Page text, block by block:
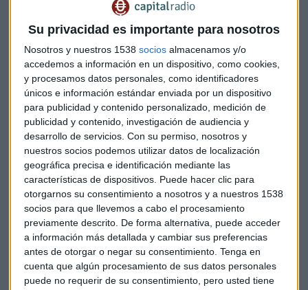
Su privacidad es importante para nosotros
Nosotros y nuestros 1538 socios almacenamos y/o
accedemos a información en un dispositivo, como cookies,
y procesamos datos personales, como identificadores
únicos e información estándar enviada por un dispositivo
para publicidad y contenido personalizado, medición de
publicidad y contenido, investigación de audiencia y
desarrollo de servicios. Con su permiso, nosotros y
nuestros socios podemos utilizar datos de localización
geográfica precisa e identificación mediante las
características de dispositivos. Puede hacer clic para
otorgarnos su consentimiento a nosotros y a nuestros 1538
socios para que llevemos a cabo el procesamiento
previamente descrito. De forma alternativa, puede acceder
a información más detallada y cambiar sus preferencias
antes de otorgar o negar su consentimiento. Tenga en
cuenta que algún procesamiento de sus datos personales
puede no requerir de su consentimiento, pero usted tiene
barato y fácil de conservar.
Según AstraZeneca,no se han registrado
hospitalizaciones o casos gravesde la enfermedad en los
participantes que han recibido la vacuna.
Además, los investigadores señalan que la vacuna de
AstraZeneca y Oxford "es eficaz al prevenir que muchas
personas enfermen y se ha demostrado que funciona bien
diferentes grupos de edad".
"Condiciones normales de
refrigeración"
La vacuna puede ser almacenada, transportada y
manipulada "en condiciones normales de refrigeración,
entre dos y ocho grados centígrados, durante al menos
seis meses".